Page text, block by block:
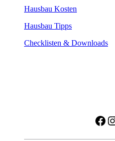
Hausbau Kosten
Hausbau Tipps
Checklisten & Downloads